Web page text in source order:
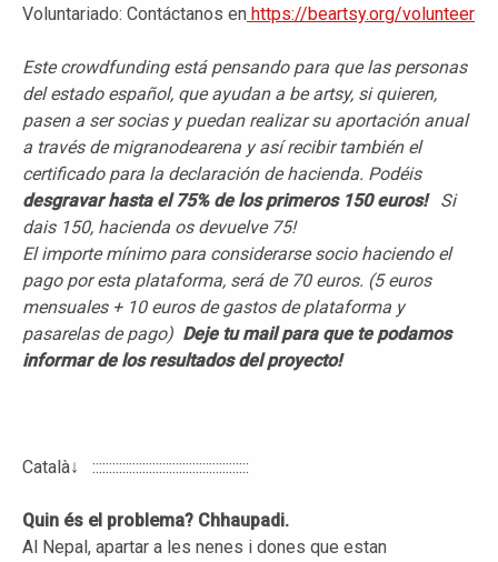
Voluntariado: Contáctanos en https://beartsy.org/volunteer
Este crowdfunding está pensando para que las personas
del estado español, que ayudan a be artsy, si quieren,
pasen a ser socias y puedan realizar su aportación anual
a través de migranodearena y así recibir también el
certificado para la declaración de hacienda. Podéis
desgravar hasta el 75% de los primeros 150 euros!Si
dais 150, hacienda os devuelve 75!
El importe mínimo para considerarse socio haciendo el
pago por esta plataforma, será de 70 euros. (5 euros
mensuales + 10 euros de gastos de plataforma y
pasarelas de pago) Deje tu mail para que te podamos
informar de los resultados del proyecto!
Català↓ :::::::::::::::::::::::::::::::::::::::::::::::
Quin és el problema? Chhaupadi.
Al Nepal, apartar a les nenes i dones que estan